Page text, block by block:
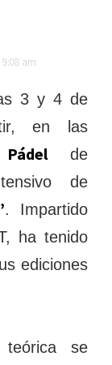
9:08 am
3 y 4 de
en las
de
de
. Impartido
ha tenido
ediciones
se